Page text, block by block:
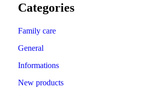
Categories
Family care
General
Informations
New products